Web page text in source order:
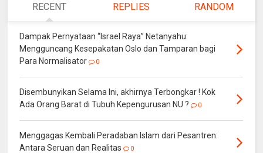
RECENT REPLIES RANDOM
Dampak Pernyataan “Israel Raya” Netanyahu:
Mengguncang Kesepakatan Oslo dan Tamparan bagi
Para Normalisator
0
Disembunyikan Selama Ini, akhirnya Terbongkar ! Kok
Ada Orang Barat di Tubuh Kepengurusan NU ?
0
Menggagas Kembali Peradaban Islam dari Pesantren:
Antara Seruan dan Realitas
0